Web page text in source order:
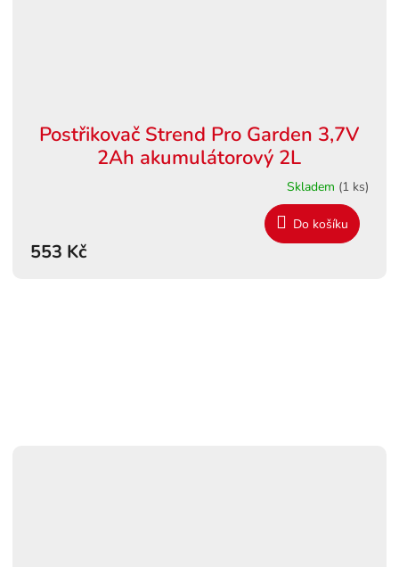
Postřikovač Strend Pro Garden 3,7V
2Ah akumulátorový 2L
Skladem (1 ks)
553 Kč
Do košíku